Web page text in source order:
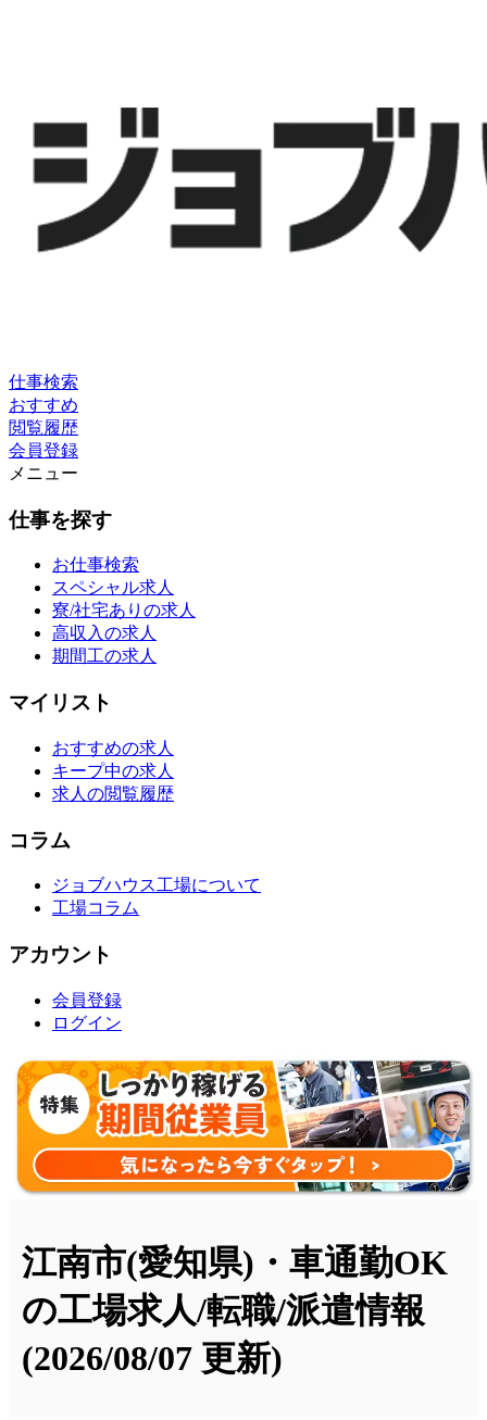
仕事検索
おすすめ
閲覧履歴
会員登録
メニュー
仕事を探す
お仕事検索
スペシャル求人
寮/社宅ありの求人
高収入の求人
期間工の求人
マイリスト
おすすめの求人
キープ中の求人
求人の閲覧履歴
コラム
ジョブハウス工場について
工場コラム
アカウント
会員登録
ログイン
江南市(愛知県)・車通勤OK
の工場求人/転職/派遣情報
(2026/08/07 更新)